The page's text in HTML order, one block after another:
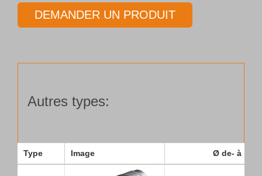
Type
DEMANDER UN PRODUIT
Autres types:
Type Image Ø de- à